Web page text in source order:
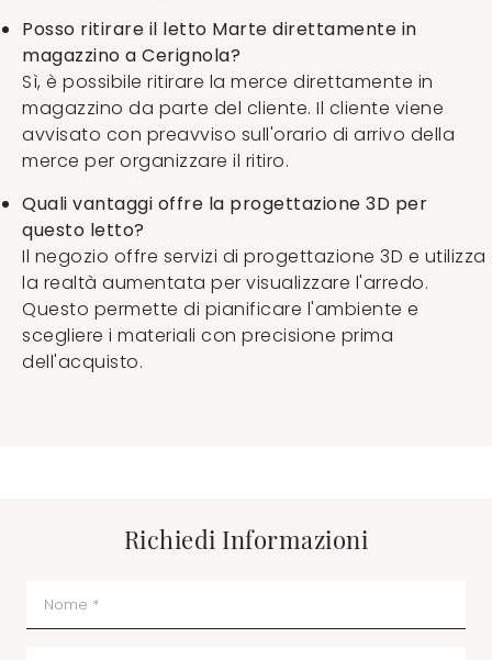
Posso ritirare il letto Marte direttamente in
magazzino a Cerignola?
Sì, è possibile ritirare la merce direttamente in
magazzino da parte del cliente. Il cliente viene
avvisato con preavviso sull'orario di arrivo della
merce per organizzare il ritiro.
Quali vantaggi offre la progettazione 3D per
questo letto?
Il negozio offre servizi di progettazione 3D e utilizza
la realtà aumentata per visualizzare l'arredo.
Questo permette di pianificare l'ambiente e
scegliere i materiali con precisione prima
dell'acquisto.
Richiedi Informazioni